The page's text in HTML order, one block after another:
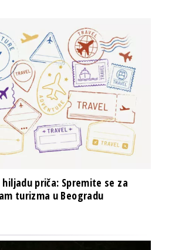
priča: Spremite se za
turizma u Beogradu